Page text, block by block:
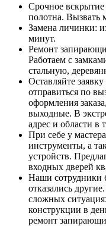
Срочное вскрытие
полотна. Вызвать
Замена личинки:
минут.
Ремонт
Работаем с
стальную,
Оставляйте
отправиться по
оформления
выходные. В
адрес и области в
При себе у
инструменты, а
устройств.
входных дверей
Наши сотрудники
отказались
сложных
конструкции в
ремонт